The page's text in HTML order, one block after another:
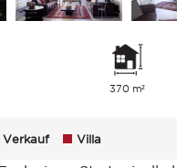
370 m²
Verkauf Villa